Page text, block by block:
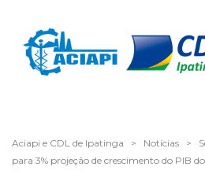
Aciapi e CDL de Ipatinga > Notícias >
para 3% projeção de crescimento do PIB